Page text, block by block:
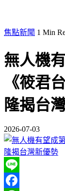
焦點新聞 1 Min
無人機
《筱君
隆揭台
2026-07-03
Line